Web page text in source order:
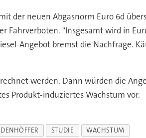
der neuen Abgasnorm Euro 6d
Fahrverboten. "Insgesamt wird in
Angebot bremst die Nachfrage.
werden. Dann würden die
Produkt-induziertes Wachstum vor.
STUDIE WACHSTUM